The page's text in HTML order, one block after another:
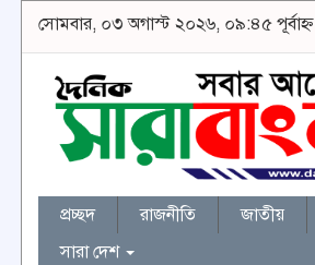
সোমবার, ০৩ অগাস্ট ২০২৬, ০৯:৪৫ পূর্বাহ্ন
প্রচ্ছদ রাজনীতি জাতীয়
সারা দেশ